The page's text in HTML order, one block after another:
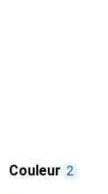
Couleur 2